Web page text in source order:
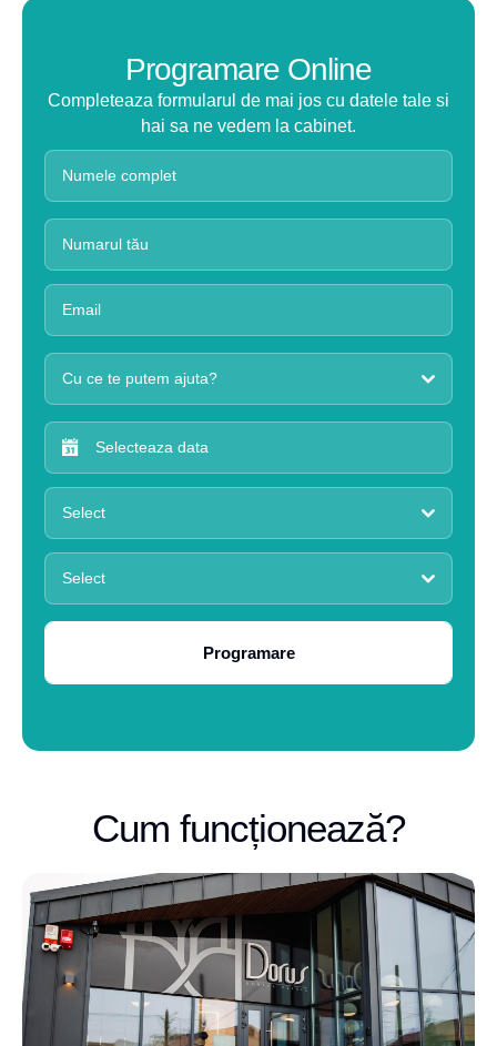
Programare Online
Completeaza formularul de mai jos cu datele tale si
hai sa ne vedem la cabinet.
Cu ce te putem ajuta?
Select
Select
Programare
Cum funcționează?